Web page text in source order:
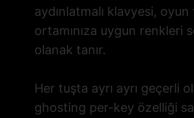
aydınlatmalı klavyesi, oyun
ortamınıza uygun renkleri
olanak tanır.
Her tuşta ayrı ayrı geçerli
ghosting per-key özelliği